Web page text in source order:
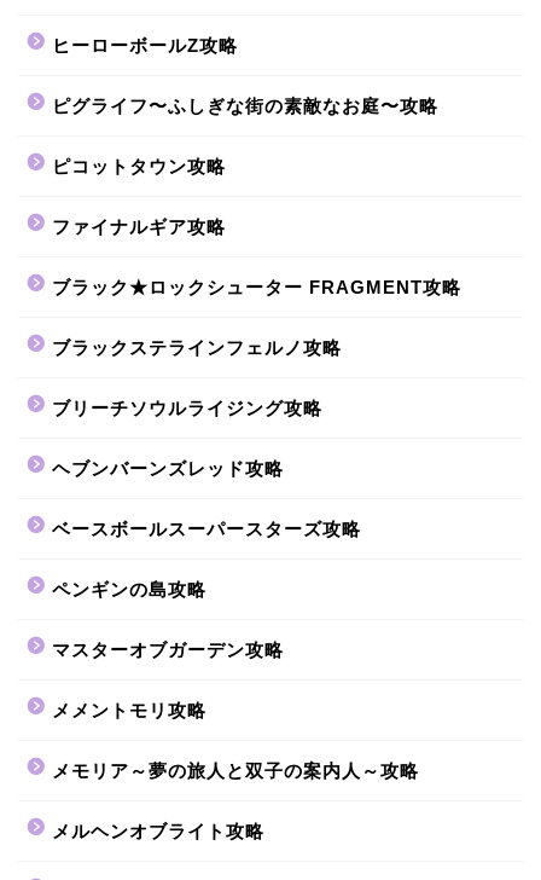
ヒーローボールZ攻略
ピグライフ〜ふしぎな街の素敵なお庭〜攻略
ピコットタウン攻略
ファイナルギア攻略
ブラック★ロックシューター FRAGMENT攻略
ブラックステラインフェルノ攻略
ブリーチソウルライジング攻略
ヘブンバーンズレッド攻略
ベースボールスーパースターズ攻略
ペンギンの島攻略
マスターオブガーデン攻略
メメントモリ攻略
メモリア～夢の旅人と双子の案内人～攻略
メルヘンオブライト攻略